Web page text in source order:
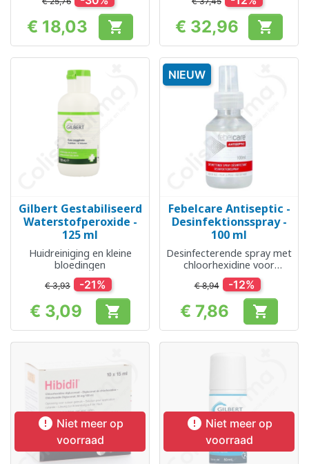
Prijs
€ 18,03  Prijs
€ 32,96 
Gilbert Gestabiliseerd
Waterstofperoxide -
125 ml
Huidreiniging en kleine
bloedingen
€ 3,93 -21%
Prijs
€ 3,09 
Febelcare Antiseptic -
Desinfektionsspray -
100 ml
Desinfecterende spray met
chloorhexidine voor
wonden
€ 8,94 -12%
Prijs
€ 7,86 
NIEUW
 Niet meer op
voorraad
 Niet meer op
voorraad